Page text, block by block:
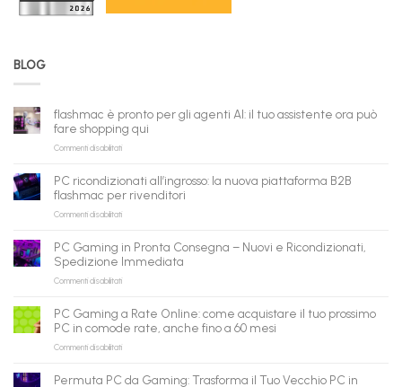
BLOG
flashmac è pronto per gli agenti AI: il tuo assistente ora può
fare shopping qui
Commenti disabilitatisu
pronto
per
gli
il
tuo
assistente
può
fare
shopping
qui
PC ricondizionati all’ingrosso: la nuova piattaforma B2B
flashmac per rivenditori
Commenti disabilitatisu
all’ingrosso:
la
nuova
B2B
flashmac
per
rivenditori
PC Gaming in Pronta Consegna – Nuovi e Ricondizionati,
Spedizione Immediata
Commenti disabilitatisu
in
Pronta
Consegna
Nuovi
PC Gaming a Rate Online: come acquistare il tuo prossimo
PC in comode rate, anche fino a 60 mesi
Commenti disabilitatisu
Permuta PC da Gaming: Trasforma il Tuo Vecchio PC in